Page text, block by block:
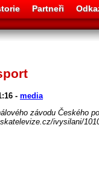
Partneři
- media
závodu Českého
ivysilani/